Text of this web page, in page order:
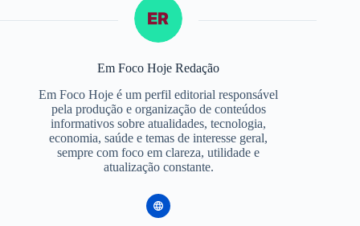
Em Foco Hoje Redação
Em Foco Hoje é um perfil editorial responsável
pela produção e organização de conteúdos
informativos sobre atualidades, tecnologia,
economia, saúde e temas de interesse geral,
sempre com foco em clareza, utilidade e
atualização constante.